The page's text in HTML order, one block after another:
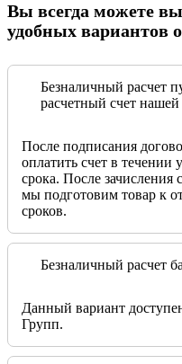
Вы всегда можете
удобных вариантов
Безналичный расчет
расчетный счет
После подписания
оплатить счет в течении
срока. После зачисления
мы подготовим товар к
сроков.
Безналичный расчет
Данный вариант
Групп.